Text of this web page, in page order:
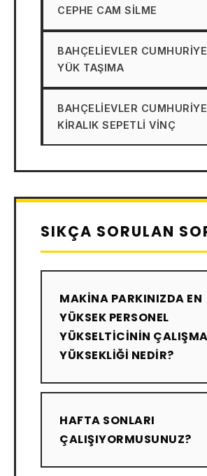
CEPHE CAM SILME
BAHÇELIEVLER
YÜK TAŞIMA
BAHÇELIEVLER
KIRALIK SEPETLI VINÇ
SIKÇA SORULAN
MAKINA PARKINIZDA EN
YÜKSEK PERSONEL
YÜKSELTICININ ÇALIŞMA
YÜKSEKLIĞI NEDIR?
HAFTA SONLARI
ÇALIŞIYORMUSUNUZ?